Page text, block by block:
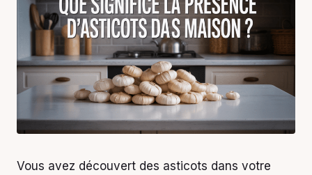
Vous avez découvert des asticots dans votre